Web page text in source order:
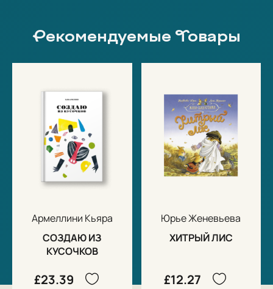
Рекомендуемые Товары
Армеллини Кьяра
СОЗДАЮ ИЗ
КУСОЧКОВ
£23.39
Юрье Женевьева
ХИТРЫЙ ЛИС
£12.27